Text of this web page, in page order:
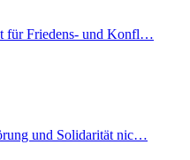
für Friedens- und Konfl…
und Solidarität nic…